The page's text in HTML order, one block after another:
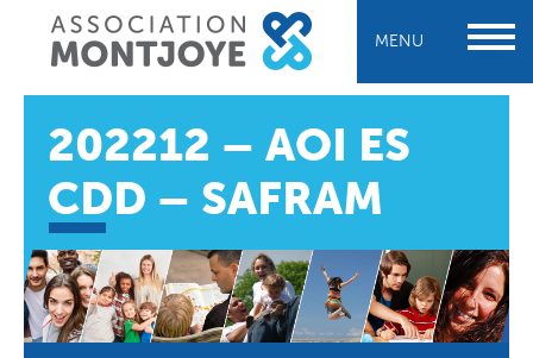
MENU
202212 – AOI ES
CDD – SAFRAM